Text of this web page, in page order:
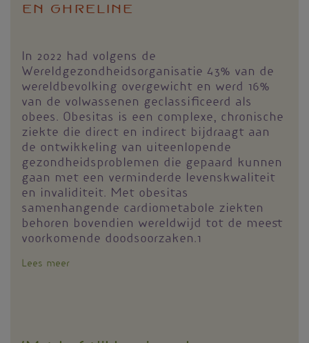
en ghreline
In 2022 had volgens de
Wereldgezondheidsorganisatie 43% van de
wereldbevolking overgewicht en werd 16%
van de volwassenen geclassificeerd als
obees. Obesitas is een complexe, chronische
ziekte die direct en indirect bijdraagt aan
de ontwikkeling van uiteenlopende
gezondheidsproblemen die gepaard kunnen
gaan met een verminderde levenskwaliteit
en invaliditeit. Met obesitas
samenhangende cardiometabole ziekten
behoren bovendien wereldwijd tot de meest
voorkomende doodsoorzaken.1
Lees meer